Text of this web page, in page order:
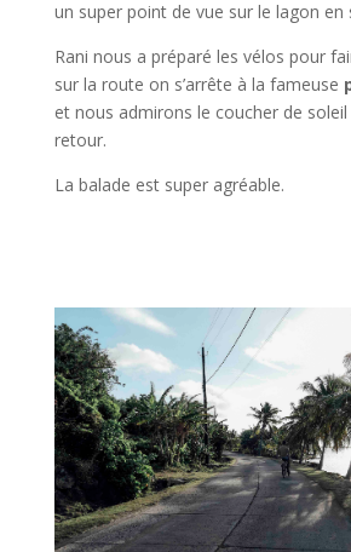
un super point de vue sur le lagon
Rani nous a préparé les vélos pour
sur la route on s’arrête à la fameuse
et nous admirons le coucher de
retour.
La balade est super agréable.